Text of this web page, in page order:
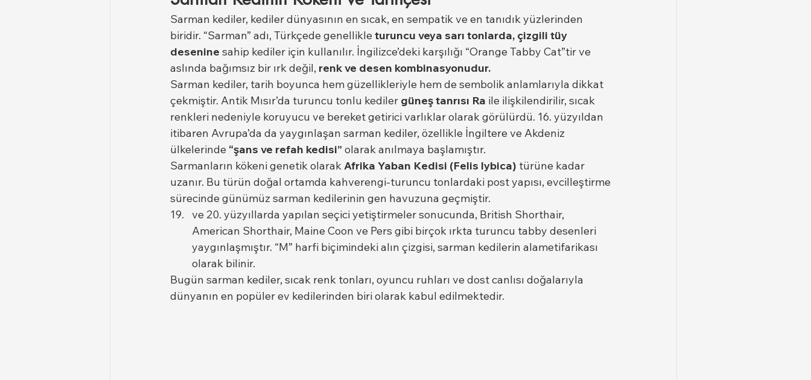
Sarman kediler, kediler dünyasının en sıcak, en sempatik ve en tanıdık yüzlerinden
biridir. “Sarman” adı, Türkçede genellikle turuncu veya sarı tonlarda, çizgili tüy
desenine sahip kediler için kullanılır. İngilizce’deki karşılığı “Orange Tabby Cat”tir ve
aslında bağımsız bir ırk değil, renk ve desen kombinasyonudur.
Sarman kediler, tarih boyunca hem güzellikleriyle hem de sembolik anlamlarıyla dikkat
çekmiştir. Antik Mısır’da turuncu tonlu kediler güneş tanrısı Ra ile ilişkilendirilir, sıcak
renkleri nedeniyle koruyucu ve bereket getirici varlıklar olarak görülürdü. 16. yüzyıldan
itibaren Avrupa’da da yaygınlaşan sarman kediler, özellikle İngiltere ve Akdeniz
ülkelerinde “şans ve refah kedisi” olarak anılmaya başlamıştır.
Sarmanların kökeni genetik olarak Afrika Yaban Kedisi (Felis lybica) türüne kadar
uzanır. Bu türün doğal ortamda kahverengi-turuncu tonlardaki post yapısı, evcilleştirme
sürecinde günümüz sarman kedilerinin gen havuzuna geçmiştir.
ve 20. yüzyıllarda yapılan seçici yetiştirmeler sonucunda, British Shorthair,
American Shorthair, Maine Coon ve Pers gibi birçok ırkta turuncu tabby desenleri
yaygınlaşmıştır. “M” harfi biçimindeki alın çizgisi, sarman kedilerin alametifarikası
olarak bilinir.
Bugün sarman kediler, sıcak renk tonları, oyuncu ruhları ve dost canlısı doğalarıyla
dünyanın en popüler ev kedilerinden biri olarak kabul edilmektedir.